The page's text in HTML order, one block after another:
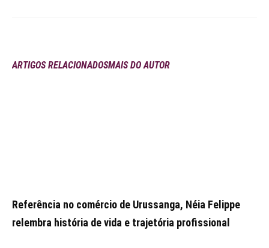
ARTIGOS RELACIONADOSMAIS DO AUTOR
Referência no comércio de Urussanga, Néia Felippe
relembra história de vida e trajetória profissional